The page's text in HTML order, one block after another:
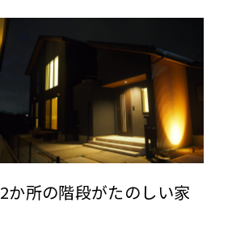
2か所の階段がたのしい家